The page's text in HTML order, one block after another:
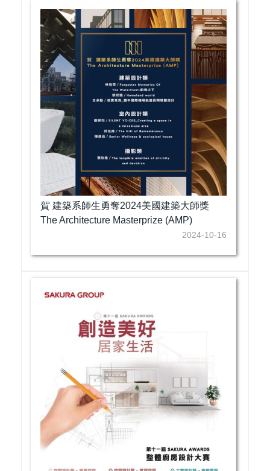
賀 建築系師生勇奪2024美國建築大師獎
The Architecture Masterprize (AMP)
2024-10-16